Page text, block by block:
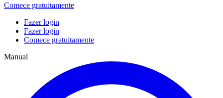
Comece gratuitamente
Fazer login
Fazer login
Comece gratuitamente
Manual